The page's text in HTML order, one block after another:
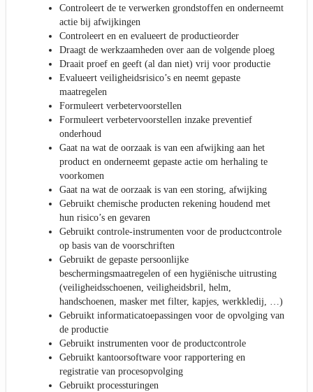
Controleert de te verwerken grondstoffen en onderneemt
actie bij afwijkingen
Controleert en en evalueert de productieorder
Draagt de werkzaamheden over aan de volgende ploeg
Draait proef en geeft (al dan niet) vrij voor productie
Evalueert veiligheidsrisico’s en neemt gepaste
maatregelen
Formuleert verbetervoorstellen
Formuleert verbetervoorstellen inzake preventief
onderhoud
Gaat na wat de oorzaak is van een afwijking aan het
product en onderneemt gepaste actie om herhaling te
voorkomen
Gaat na wat de oorzaak is van een storing, afwijking
Gebruikt chemische producten rekening houdend met
hun risico’s en gevaren
Gebruikt controle-instrumenten voor de productcontrole
op basis van de voorschriften
Gebruikt de gepaste persoonlijke
beschermingsmaatregelen of een hygiënische uitrusting
(veiligheidsschoenen, veiligheidsbril, helm,
handschoenen, masker met filter, kapjes, werkkledij, …)
Gebruikt informaticatoepassingen voor de opvolging van
de productie
Gebruikt instrumenten voor de productcontrole
Gebruikt kantoorsoftware voor rapportering en
registratie van procesopvolging
Gebruikt processturingen